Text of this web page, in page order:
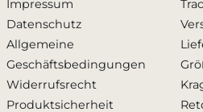
Rabatt erhalten
Impressum
Datenschutz
Allgemeine
Geschäftsbedingungen
Widerrufsrecht
Produktsicherheit